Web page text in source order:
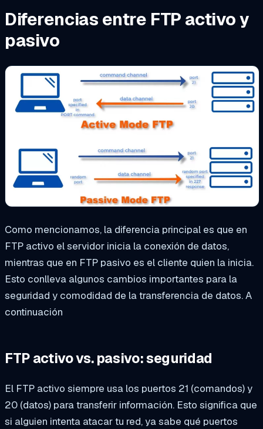
Diferencias entre FTP activo y
pasivo
Como mencionamos, la diferencia principal es que en
FTP activo el servidor inicia la conexión de datos,
mientras que en FTP pasivo es el cliente quien la inicia.
Esto conlleva algunos cambios importantes para la
seguridad y comodidad de la transferencia de datos. A
continuación
FTP activo vs. pasivo: seguridad
El FTP activo siempre usa los puertos 21 (comandos) y
20 (datos) para transferir información. Esto significa que
si alguien intenta atacar tu red, ya sabe qué puertos